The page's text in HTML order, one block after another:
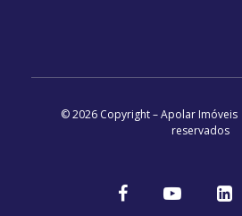
© 2026 Copyright – Apolar
reservados